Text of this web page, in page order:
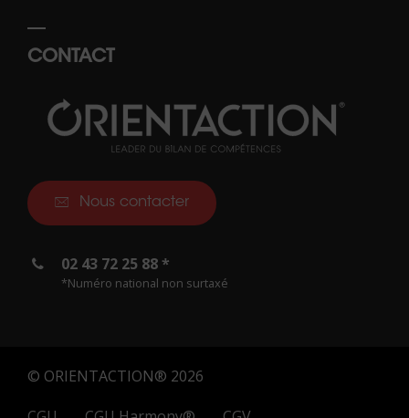
CONTACT
Nous contacter
02 43 72 25 88 *
*Numéro national non surtaxé
© ORIENTACTION® 2026